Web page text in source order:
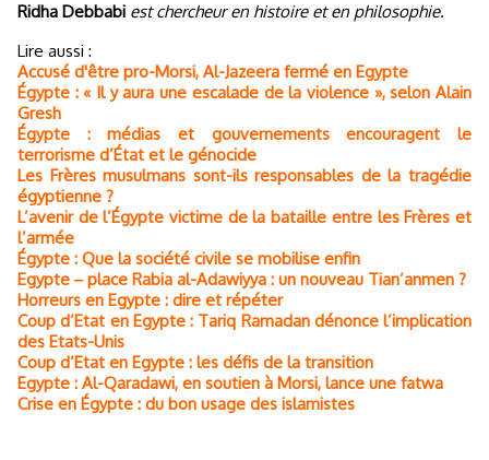
Ridha Debbabi est chercheur en histoire et en philosophie.
Lire aussi :
Accusé d'être pro-Morsi, Al-Jazeera fermé en Egypte
Égypte : « Il y aura une escalade de la violence », selon Alain
Gresh
Égypte : médias et gouvernements encouragent le
terrorisme d’État et le génocide
Les Frères musulmans sont-ils responsables de la tragédie
égyptienne ?
L’avenir de l’Égypte victime de la bataille entre les Frères et
l’armée
Égypte : Que la société civile se mobilise enfin
Egypte ‒ place Rabia al-Adawiyya : un nouveau Tian’anmen ?
Horreurs en Egypte : dire et répéter
Coup d’Etat en Egypte : Tariq Ramadan dénonce l’implication
des Etats-Unis
Coup d’Etat en Egypte : les défis de la transition
Egypte : Al-Qaradawi, en soutien à Morsi, lance une fatwa
Crise en Égypte : du bon usage des islamistes